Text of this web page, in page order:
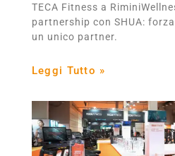
TECA Fitness a
partnership con SHUA:
un unico partner.
Leggi Tutto »